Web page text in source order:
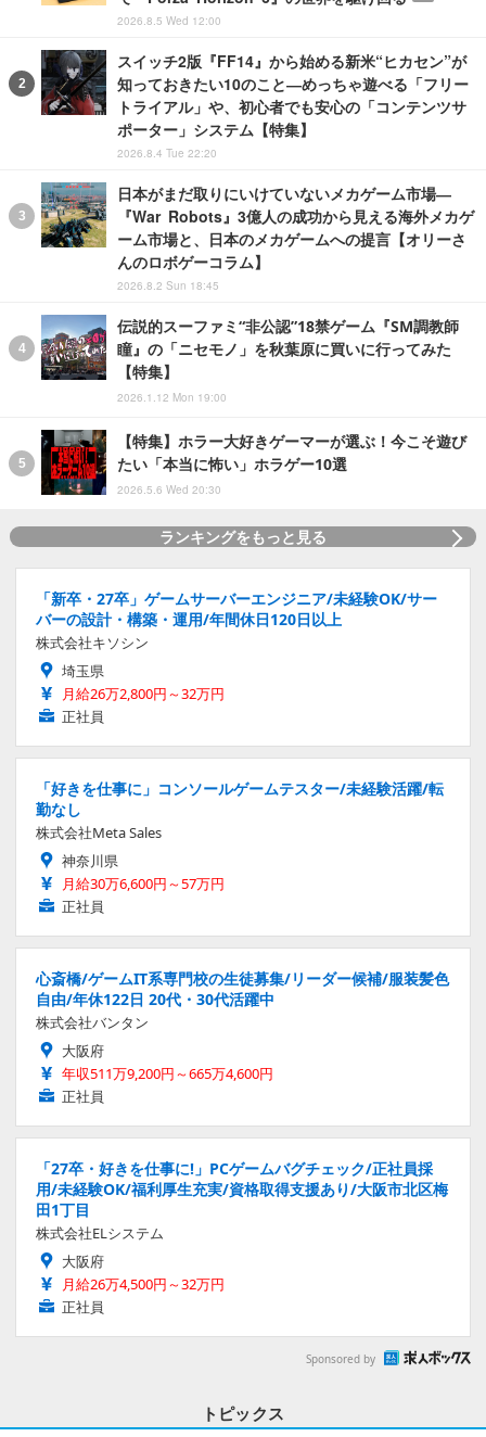
2026.8.5 Wed 12:00
スイッチ2版『FF14』から始める新米“ヒカセン”が
知っておきたい10のこと―めっちゃ遊べる「フリー
トライアル」や、初心者でも安心の「コンテンツサ
ポーター」システム【特集】
2026.8.4 Tue 22:20
日本がまだ取りにいけていないメカゲーム市場―
『War Robots』3億人の成功から見える海外メカゲ
ーム市場と、日本のメカゲームへの提言【オリーさ
んのロボゲーコラム】
2026.8.2 Sun 18:45
伝説的スーファミ“非公認”18禁ゲーム『SM調教師
瞳』の「ニセモノ」を秋葉原に買いに行ってみた
【特集】
2026.1.12 Mon 19:00
【特集】ホラー大好きゲーマーが選ぶ！今こそ遊び
たい「本当に怖い」ホラゲー10選
2026.5.6 Wed 20:30
ランキングをもっと見る
「新卒・27卒」ゲームサーバーエンジニア/未経験OK/サー
バーの設計・構築・運用/年間休日120日以上
株式会社キソシン
埼玉県
月給26万2,800円～32万円
正社員
「好きを仕事に」コンソールゲームテスター/未経験活躍/転
勤なし
株式会社Meta Sales
神奈川県
月給30万6,600円～57万円
正社員
心斎橋/ゲームIT系専門校の生徒募集/リーダー候補/服装髪色
自由/年休122日 20代・30代活躍中
株式会社バンタン
大阪府
年収511万9,200円～665万4,600円
正社員
「27卒・好きを仕事に!」PCゲームバグチェック/正社員採
用/未経験OK/福利厚生充実/資格取得支援あり/大阪市北区梅
田1丁目
株式会社ELシステム
大阪府
月給26万4,500円～32万円
正社員
Sponsored by
トピックス